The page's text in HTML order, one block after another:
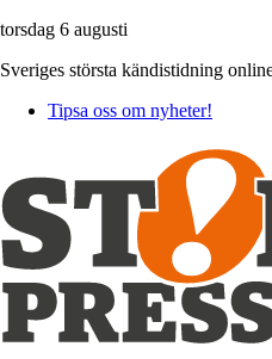
torsdag 6 augusti
Sveriges största kändistidning
Tipsa oss om nyheter!